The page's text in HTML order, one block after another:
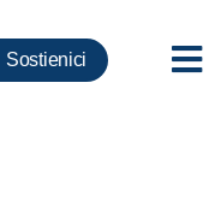
Sostienici